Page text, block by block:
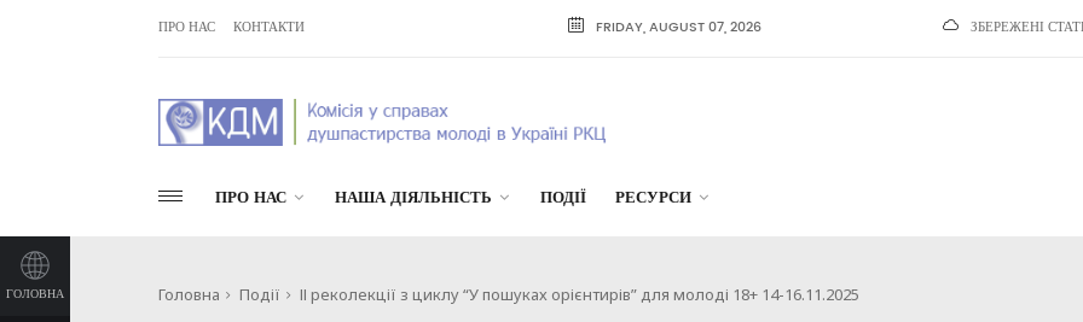
ПРО НАС КОНТАКТИ FRIDAY, AUGUST 07, 2026 ЗБЕРЕЖЕНІ
ПРО НАС НАША ДІЯЛЬНІСТЬ ПОДІЇ РЕСУРСИ
ГОЛОВНА Головна Події ІІ реколекції з циклу “У пошуках орієнтирів” для молоді 18+ 14-16.11.2025